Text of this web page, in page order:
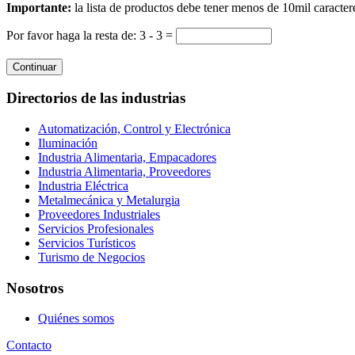
Importante: la lista de productos debe tener menos de 10mil
Por favor haga la resta de: 3 - 3 =
Continuar
Directorios de las industrias
Automatización, Control y Electrónica
Iluminación
Industria Alimentaria, Empacadores
Industria Alimentaria, Proveedores
Industria Eléctrica
Metalmecánica y Metalurgia
Proveedores Industriales
Servicios Profesionales
Servicios Turísticos
Turismo de Negocios
Nosotros
Quiénes somos
Contacto